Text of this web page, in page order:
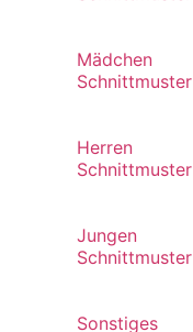
Mädchen
Schnittmuster
Herren
Schnittmuster
Jungen
Schnittmuster
Sonstiges